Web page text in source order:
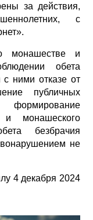
за действия,
с
монашестве и
обета
с ними отказе от
публичных
и монашеского
безбрачия
не
4 декабря 2024